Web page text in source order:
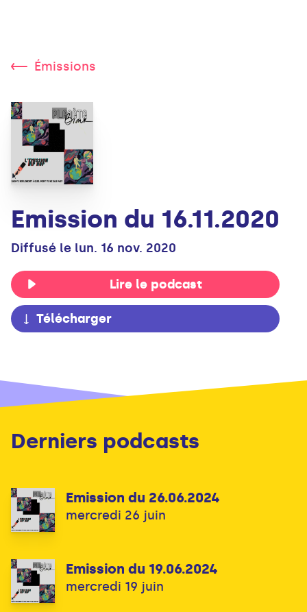
Émissions
Emission du 16.11.2020
Diffusé le lun. 16 nov. 2020
Lire le podcast
Télécharger
Derniers podcasts
Emission du 26.06.2024
mercredi 26 juin
Emission du 19.06.2024
mercredi 19 juin